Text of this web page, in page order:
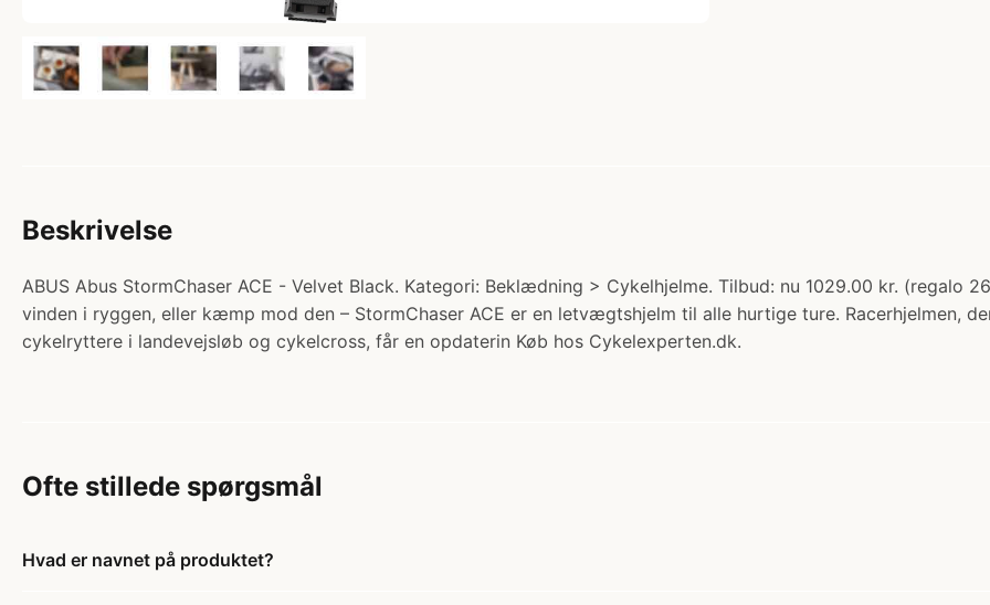
Beskrivelse
ABUS Abus StormChaser ACE - Velvet Black. Kategori: Beklædning > Cykelhjelme. Tilbud: nu 1029.00 kr. (regalo
vinden i ryggen, eller kæmp mod den – StormChaser ACE er en letvægtshjelm til alle hurtige ture. Racerhjelmen,
cykelryttere i landevejsløb og cykelcross, får en opdaterin Køb hos Cykelexperten.dk.
Ofte stillede spørgsmål
Hvad er navnet på produktet?